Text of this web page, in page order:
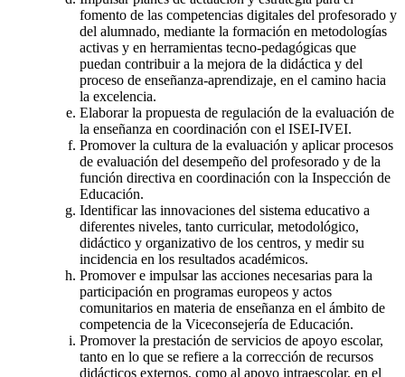
fomento de las competencias digitales del profesorado y
del alumnado, mediante la formación en metodologías
activas y en herramientas tecno-pedagógicas que
puedan contribuir a la mejora de la didáctica y del
proceso de enseñanza-aprendizaje, en el camino hacia
la excelencia.
Elaborar la propuesta de regulación de la evaluación de
la enseñanza en coordinación con el ISEI-IVEI.
Promover la cultura de la evaluación y aplicar procesos
de evaluación del desempeño del profesorado y de la
función directiva en coordinación con la Inspección de
Educación.
Identificar las innovaciones del sistema educativo a
diferentes niveles, tanto curricular, metodológico,
didáctico y organizativo de los centros, y medir su
incidencia en los resultados académicos.
Promover e impulsar las acciones necesarias para la
participación en programas europeos y actos
comunitarios en materia de enseñanza en el ámbito de
competencia de la Viceconsejería de Educación.
Promover la prestación de servicios de apoyo escolar,
tanto en lo que se refiere a la corrección de recursos
didácticos externos, como al apoyo intraescolar, en el